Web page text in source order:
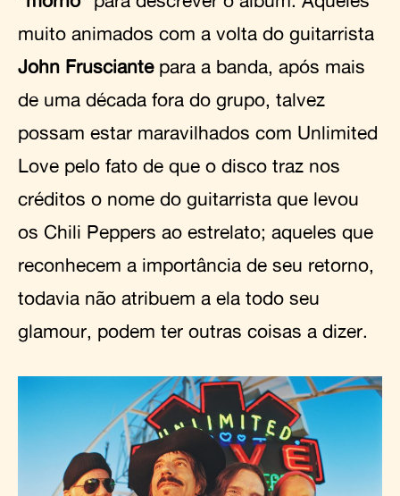
muito animados com a volta do guitarrista
John Frusciantepara a banda, após mais
de uma década fora do grupo, talvez
possam estar maravilhados com Unlimited
Love pelo fato de que o disco traz nos
créditos o nome do guitarrista que levou
os Chili Peppers ao estrelato; aqueles que
reconhecem a importância de seu retorno,
todavia não atribuem a ela todo seu
glamour, podem ter outras coisas a dizer.